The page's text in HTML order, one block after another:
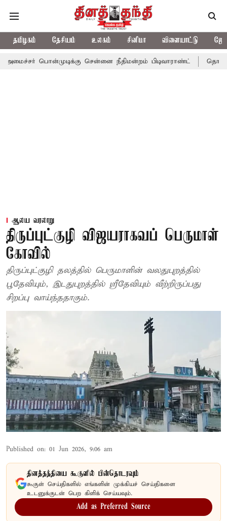
தமிழகம் தேசியம் உலகம் சினிமா விளையாட்டு
சென்னை நீதிமன்றம் பிடிவாராண்ட் தொலைநோக்கு
ஆலய வரலாறு
திருப்புட்குழி விஜயராகவப் பெருமாள்
கோவில்
திருப்புட்குழி தலத்தில் பெருமாளின் வலதுபுறத்தில்
பூதேவியும், இடதுபுறத்தில் ஸ்ரீதேவியும் வீற்றிருப்பது
சிறப்பு வாய்ந்ததாகும்.
Published on: 01 Jun 2026, 9:06 am
தினத்தந்தியை கூகுளில் பின்தொடரவும்
கூகுள் செய்திகளில் எங்களின் முக்கியச் செய்திகளை
உடனுக்குடன் பெற கிளிக் செய்யவும்.
Add as Preferred Source